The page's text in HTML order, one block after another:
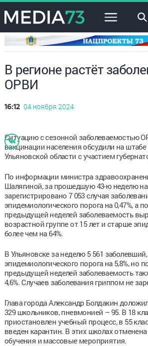
×
В регионе растёт
ОРВИ
16:12 04 ноября 2024
Ситуацию с сезонной заболеваемостью
вакцинации населения обсудили на
Ульяновской области с участием
По информации министра
Шалягиной, за прошедшую 43-ю неделю
зарегистрировано 7 053 случая
эпидемиологического порога на 0,47%, а
предыдущей неделей заболеваемость
возрастной группе от 15 лет и старше
более чем на 64%.
В Ульяновске за неделю 5 561
эпидемиологического порога на 5,8%, но
предыдущей неделей заболеваемость
4,6%. Случаев заболевания гриппом не
Глава города Александр Болдакин
329 школьников, пневмонией – 95. В 18
приостановлен учебный процесс, в 55
введен карантин. В этих школах
обучения и массовые мероприятия.